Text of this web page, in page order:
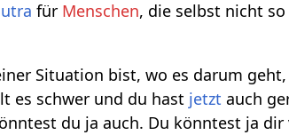
für Menschen, die selbst nicht
Situation bist, wo es darum
es schwer und du hast jetzt auch
du ja auch. Du könntest ja